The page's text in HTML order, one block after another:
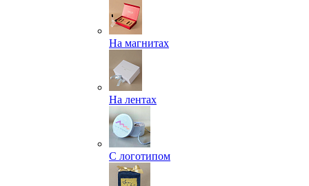
На магнитах
На лентах
С логотипом